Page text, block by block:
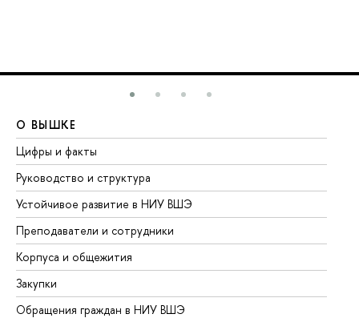
О ВЫШКЕ
Цифры и факты
Руководство и структура
Устойчивое развитие в НИУ ВШЭ
Преподаватели и сотрудники
Корпуса и общежития
Закупки
Обращения граждан в НИУ ВШЭ